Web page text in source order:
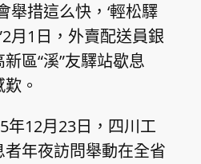
舉措這么快，‘輕松驛
月1日，外賣配送員銀
區“溪”友驛站歇息
。
年12月23日，四川工
年夜訪問舉動在全省